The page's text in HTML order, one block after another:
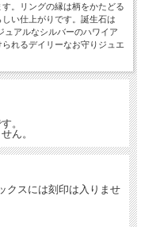
。リングの縁は柄をかたどる
い仕上がりです。誕生石は
ュアルなシルバーのハワイア
れるデイリーなお守りジュエ
。
ん。
スには刻印は入りませ